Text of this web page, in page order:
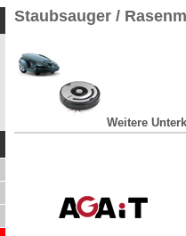
Staubsauger /
Weitere